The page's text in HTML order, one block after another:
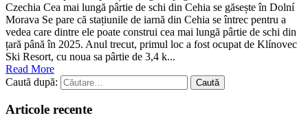
Czechia Cea mai lungă pârtie de schi din Cehia se găsește în Dolní
Morava Se pare că stațiunile de iarnă din Cehia se întrec pentru a
vedea care dintre ele poate construi cea mai lungă pârtie de schi din
țară până în 2025. Anul trecut, primul loc a fost ocupat de Klínovec
Ski Resort, cu noua sa pârtie de 3,4 k...
Read More
Caută după:
Articole recente